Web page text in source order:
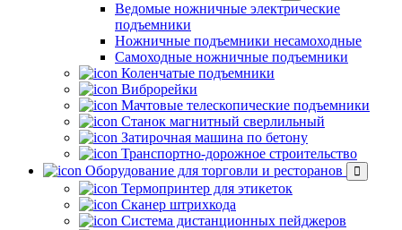
Ведомые ножничные электрические
подъемники
Ножничные подъемники несамоходные
Самоходные ножничные подъемники
Коленчатые подъемники
Виброрейки
Мачтовые телескопические подъемники
Станок магнитный сверлильный
Затирочная машина по бетону
Транспортно-дорожное строительство
Оборудование для торговли и ресторанов
Термопринтер для этикеток
Сканер штрихкода
Система дистанционных пейджеров